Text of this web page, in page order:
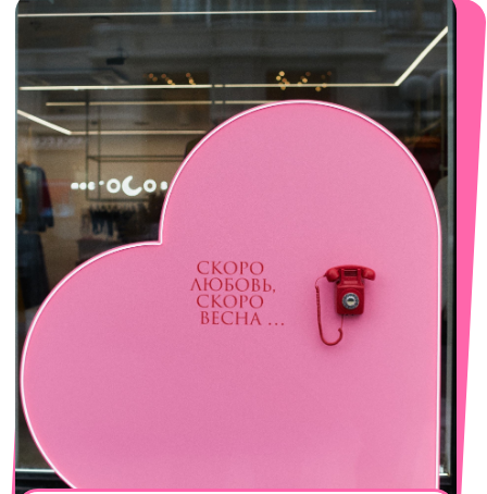
Сочи
Село Эстосадок, ТРЦ Горки Молл,
Горная Карусель, 3
+7 (919) 374-04-04
с 10-00 до 22-00
смотреть в Яндекс. Картах